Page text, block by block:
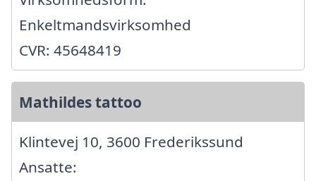
Enkeltmandsvirksomhed
CVR: 45648419
Mathildes tattoo
Klintevej 10, 3600 Frederikssund
Ansatte: